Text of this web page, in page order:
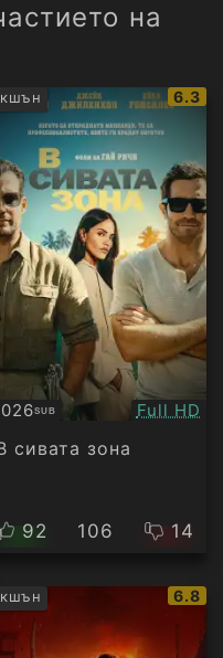
на
IMDb
6.3
SUB Full HD
сивата зона
92 106 14
IMDb
6.8